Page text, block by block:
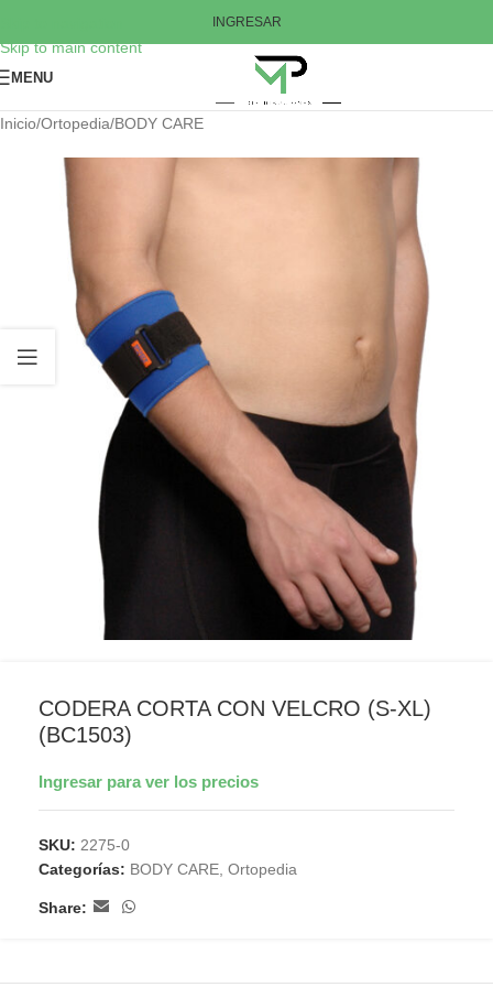
Skip to main content
INGRESAR
MENU
Inicio/Ortopedia/BODY CARE
CODERA CORTA CON VELCRO (S-XL)
(BC1503)
Ingresar para ver los precios
SKU: 2275-0
Categorías: BODY CARE Ortopedia
Share: